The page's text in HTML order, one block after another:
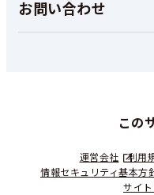
お問い合わせ
この
運営会社 利用
情報セキュリティ基本方
サイ